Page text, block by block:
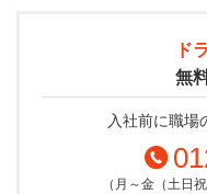
ド
無
入社前に職場
（月～金（土日